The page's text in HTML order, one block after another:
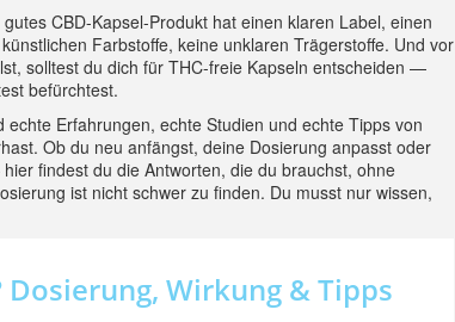
CBD-Kapsel-Produkt hat einen klaren Label, einen
Farbstoffe, keine unklaren Trägerstoffe. Und vor
solltest du dich für THC-freie Kapseln entscheiden —
befürchtest.
Erfahrungen, echte Studien und echte Tipps von
Ob du neu anfängst, deine Dosierung anpasst oder
findest du die Antworten, die du brauchst, ohne
ist nicht schwer zu finden. Du musst nur wissen,
Dosierung, Wirkung & Tipps